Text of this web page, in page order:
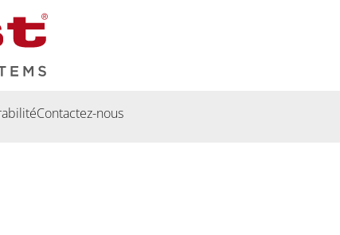
Contactez-nous